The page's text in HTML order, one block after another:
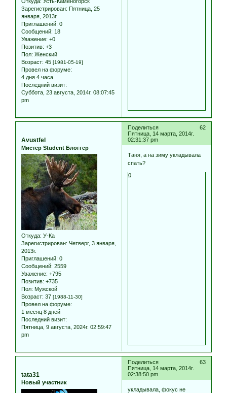
Зарегистрирован: Пятница, 25
января, 2013г.
Приглашений: 0
Сообщений: 18
Уважение: +0
Позитив: +3
Пол: Женский
Возраст: 45 [1981-05-19]
Провел на форуме:
4 дня 4 часа
Последний визит:
Суббота, 23 августа, 2014г. 08:07:45
pm
Поделиться
62
Пятница, 14 марта, 2014г.
02:31:37 pm
Avustfel
Мистер Student Блоггер
Откуда: У-Ка
Зарегистрирован: Четверг, 3 января,
2013г.
Приглашений: 0
Сообщений: 2559
Уважение: +795
Позитив: +735
Пол: Мужской
Возраст: 37 [1988-11-30]
Провел на форуме:
1 месяц 8 дней
Последний визит:
Пятница, 9 августа, 2024г. 02:59:47
pm
Таня, а на зиму укладывала
спать?
0
Поделиться
63
Пятница, 14 марта, 2014г.
02:38:50 pm
tata31
Новый участник
укладывала, фокус не